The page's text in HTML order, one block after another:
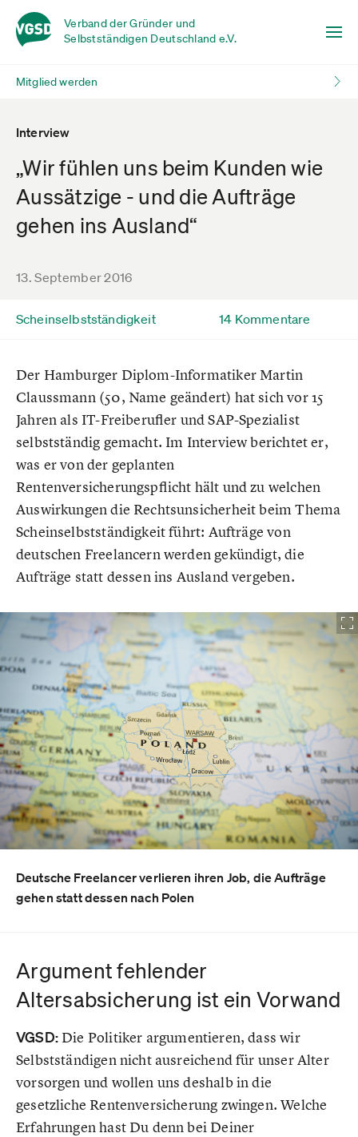
Verband der Gründer und
Selbstständigen Deutschland e.V.
Mitglied werden
Interview
„Wir fühlen uns beim Kunden wie
Aussätzige - und die Aufträge
gehen ins Ausland“
13. September 2016
Scheinselbstständigkeit 14 Kommentare
Der Hamburger Diplom-Informatiker Martin
Claussmann (50, Name geändert) hat sich vor 15
Jahren als IT-Freiberufler und SAP-Spezialist
selbstständig gemacht. Im Interview berichtet er,
was er von der geplanten
Rentenversicherungspflicht hält und zu welchen
Auswirkungen die Rechtsunsicherheit beim Thema
Scheinselbstständigkeit führt: Aufträge von
deutschen Freelancern werden gekündigt, die
Aufträge statt dessen ins Ausland vergeben.
Deutsche Freelancer verlieren ihren Job, die Aufträge
gehen statt dessen nach Polen
Argument fehlender
Altersabsicherung ist ein Vorwand
VGSD:Die Politiker argumentieren, dass wir
Selbstständigen nicht ausreichend für unser Alter
vorsorgen und wollen uns deshalb in die
gesetzliche Rentenversicherung zwingen. Welche
Erfahrungen hast Du denn bei Deiner